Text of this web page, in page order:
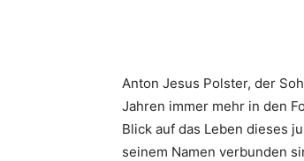
Anton Jesus Polster, der
Jahren immer mehr in den
Blick auf das Leben dieses
seinem Namen verbunden